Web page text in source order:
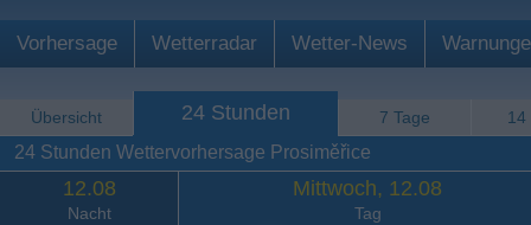
Vorhersage Wetterradar Wetter-News
Übersicht 24 Stunden 7 Tage 14
24 Stunden Wettervorhersage Prosiměřice
12.08
Nacht
Mittwoch, 12.08
Tag